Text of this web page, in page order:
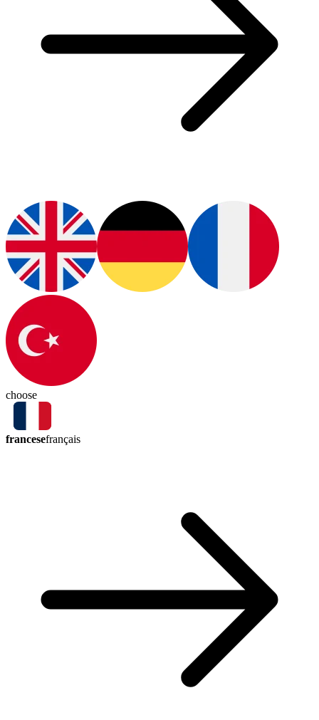
choose
francesefrançais